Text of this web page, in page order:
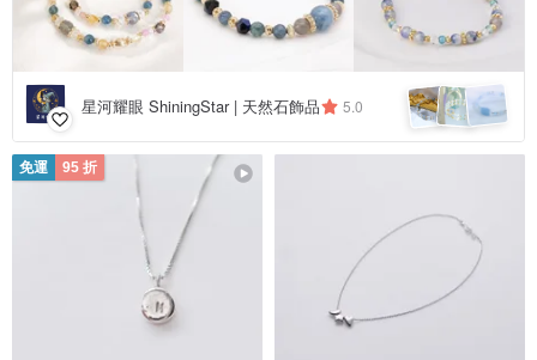
星河耀眼 ShiningStar | 天然石飾品 5.0
免運 95 折